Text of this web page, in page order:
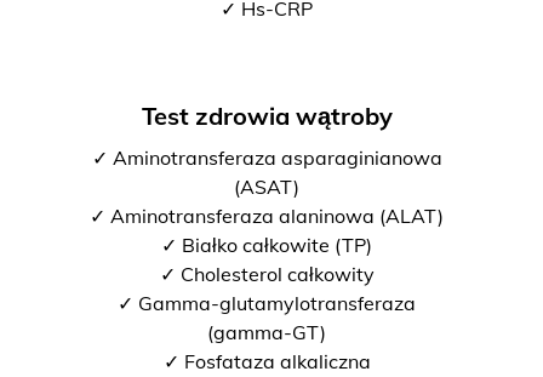
✓ Hs-CRP
Test zdrowia wątroby
✓ Aminotransferaza asparaginianowa
(ASAT)
✓ Aminotransferaza alaninowa (ALAT)
✓ Białko całkowite (TP)
✓ Cholesterol całkowity
✓ Gamma-glutamylotransferaza
(gamma-GT)
✓ Fosfataza alkaliczna